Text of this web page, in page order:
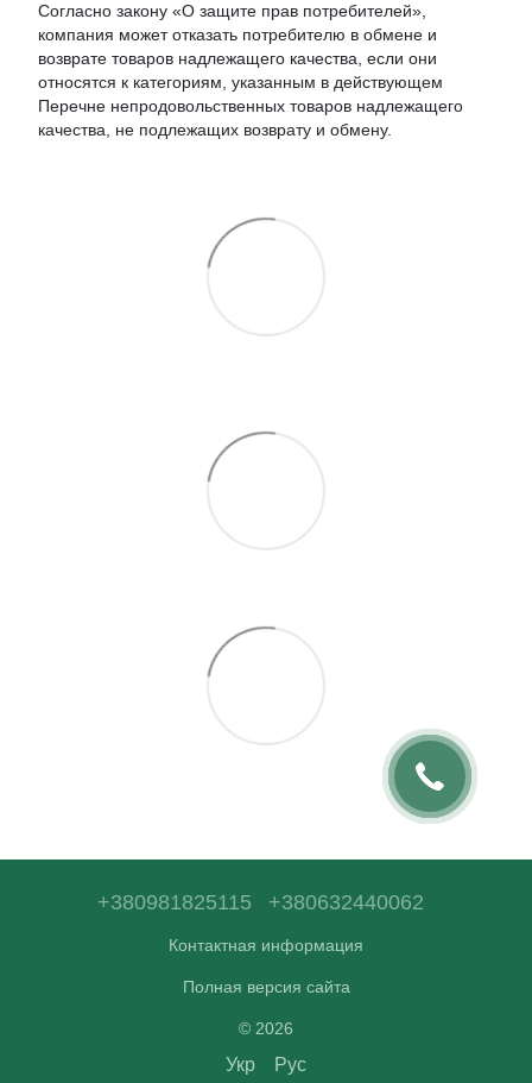
Согласно закону «О защите прав потребителей»,
компания может отказать потребителю в обмене и
возврате товаров надлежащего качества, если они
относятся к категориям, указанным в действующем
Перечне непродовольственных товаров надлежащего
качества, не подлежащих возврату и обмену.
+380981825115 +380632440062
Контактная информация
Полная версия сайта
© 2026
Укр Рус